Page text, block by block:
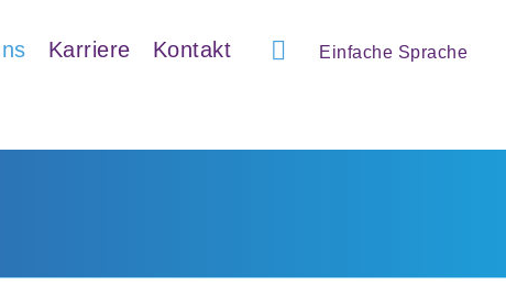
Karriere Kontakt Einfache Sprache